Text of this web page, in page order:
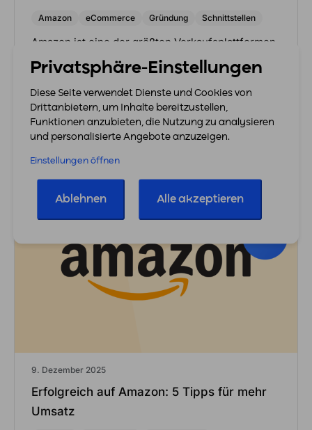
Amazon eCommerce Gründung Schnittstellen
Amazon ist eine der größten Verkaufsplattformen
der Welt. Mit einem eigenen Amazon Shop (auch:
Amazon Store) kannst du die Reichweite von
Amazon für dich nutzen,…
Mehr erfahren
9. Dezember 2025
Erfolgreich auf Amazon: 5 Tipps für mehr
Umsatz
Privatsphäre-Einstellungen
Diese Seite verwendet Dienste und Cookies von
Drittanbietern, um Inhalte bereitzustellen,
Funktionen anzubieten, die Nutzung zu analysieren
und personalisierte Angebote anzuzeigen.
Einstellungen öffnen
Ablehnen Alle akzeptieren